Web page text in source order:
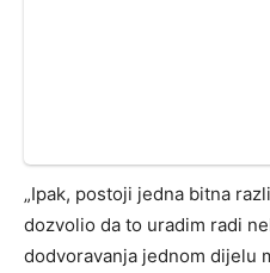
„Ipak, postoji jedna bitna
dozvolio da to uradim radi
dodvoravanja jednom dijelu